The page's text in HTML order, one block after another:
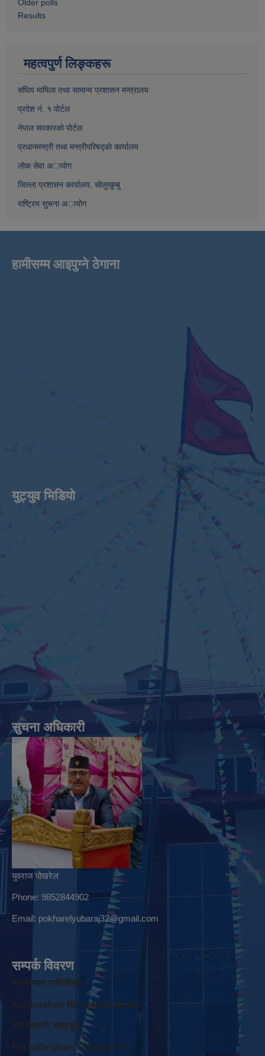
Older polls
Results
महत्वपुर्ण लिङ्कहरू
संघिय मामिला तथा सामान्य प्रशासन मन्त्रालय
प्रदेश नं. १ पाेर्टल
नेपाल सरकारकाे पाेर्टल
प्रधानमन्त्री तथा मन्त्रीपरिषद्काे कार्यालय
लाेक सेवा अायाेग
जिल्ला प्रशासन कार्यालय, साेलुखुम्बु
राष्ट्रिय सुचना अायाेग
हामीसम्म आइपुग्ने ठेगाना
युट्युव भिडियाे
सुचना अधिकारी
युवराज पोखरेल
Phone: 9852844902
Email: pokharelyubaraj32@gmail.com
सम्पर्क विवरण
नेचासल्यान गाउँपालिका
Nechasalyan Rural Municipality
नेचा वेतघारी, साेलुखुम्बु
NechaBetghari, Solukhumbu